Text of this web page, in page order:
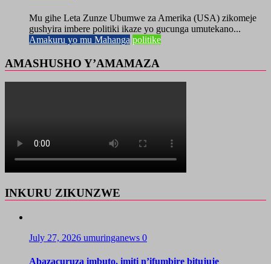
Mu gihe Leta Zunze Ubumwe za Amerika (USA) zikomeje
gushyira imbere politiki ikaze yo gucunga umutekano...
Amakuru yo mu Mahanga politike
AMASHUSHO Y’AMAMAZA
INKURU ZIKUNZWE
July 27, 2026 umuringanews 0
Abazacuruza imbuto, imiti n’ifumbire bitujuje